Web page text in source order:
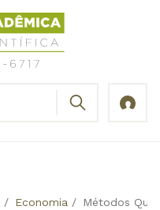
/ Economia / Métodos